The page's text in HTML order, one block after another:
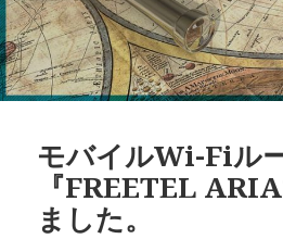
モバイルWi-Fiル
『FREETEL
ました。